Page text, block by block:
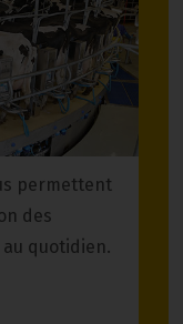
permettent
des
au quotidien.